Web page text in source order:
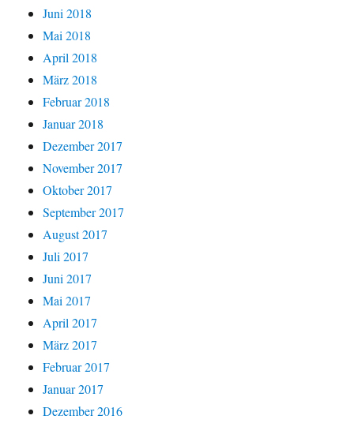
Juni 2018
Mai 2018
April 2018
März 2018
Februar 2018
Januar 2018
Dezember 2017
November 2017
Oktober 2017
September 2017
August 2017
Juli 2017
Juni 2017
Mai 2017
April 2017
März 2017
Februar 2017
Januar 2017
Dezember 2016